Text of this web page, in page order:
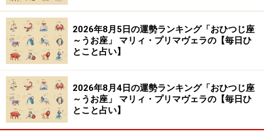
人や理解者に恵まれたり幸運と共にあります。
ただ、それをよしとしない反骨精神が運命を動かしてい
くのです。与えられたものだけで満足はできません。よ
りよい場所へ、まだ誰も見たことのない何かを求め、み
ずがめ座の挑戦が始まっていくはず。
これまで、世の中になかったスタイルを生み出していき
2026年8月5日の運勢ランキング「おひつじ座
～うお座」 マリィ・プリマヴェラの【毎日ひ
とこと占い】
2026年8月4日の運勢ランキング「おひつじ座
～うお座」 マリィ・プリマヴェラの【毎日ひ
とこと占い】